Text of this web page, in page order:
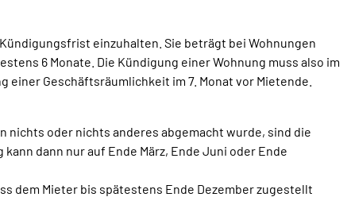
einzuhalten. Sie beträgt bei Wohnungen
6 Monate. Die Kündigung einer Wohnung muss also im
Geschäftsräumlichkeit im 7. Monat vor Mietende.
nichts oder nichts anderes abgemacht wurde, sind die
dann nur auf Ende März, Ende Juni oder Ende
dem Mieter bis spätestens Ende Dezember zugestellt